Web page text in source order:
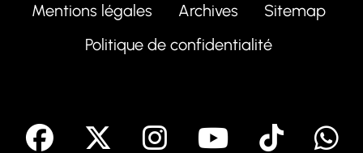
Mentions légales Archives
Sitemap
Politique de confidentialité
facebook Instagram
Youtube
Tik